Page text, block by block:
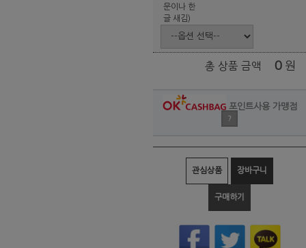
문이나 한
글 새김)
총 상품 금액 0 원
포인트사용 가맹점
?
관심상품 장바구니
구매하기